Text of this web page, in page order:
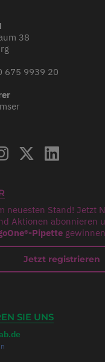
38
675 9939 20
neuesten Stand! Jetzt
Aktionen abonnieren
Pipette
Jetzt registrieren
SIE UNS